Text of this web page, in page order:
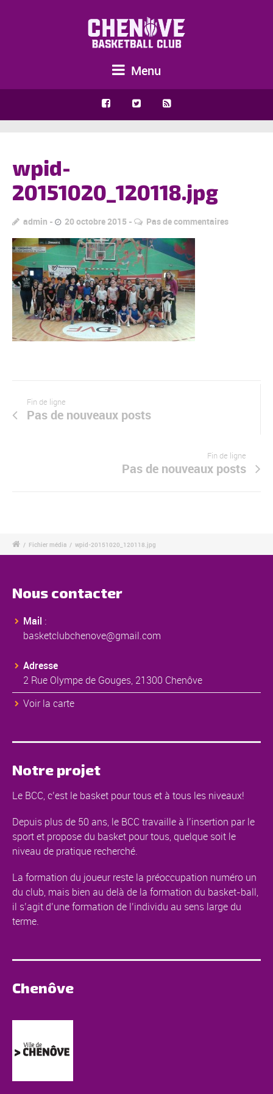
Menu
wpid-
20151020_120118.jpg
admin 20 octobre 2015 Pas de commentaires
Fin de ligne
Pas de nouveaux posts
Fin de ligne
Pas de nouveaux posts
/ Fichier média / wpid-20151020_120118.jpg
Nous contacter
Mail :
basketclubchenove@gmail.com
Adresse
2 Rue Olympe de Gouges, 21300 Chenôve
Voir la carte
Notre projet
Le BCC, c’est le basket pour tous et à tous les niveaux!
Depuis plus de 50 ans, le BCC travaille à l’insertion par le
sport et propose du basket pour tous, quelque soit le
niveau de pratique recherché.
La formation du joueur reste la préoccupation numéro un
du club, mais bien au delà de la formation du basket-ball,
il s’agit d’une formation de l’individu au sens large du
terme.
Chenôve